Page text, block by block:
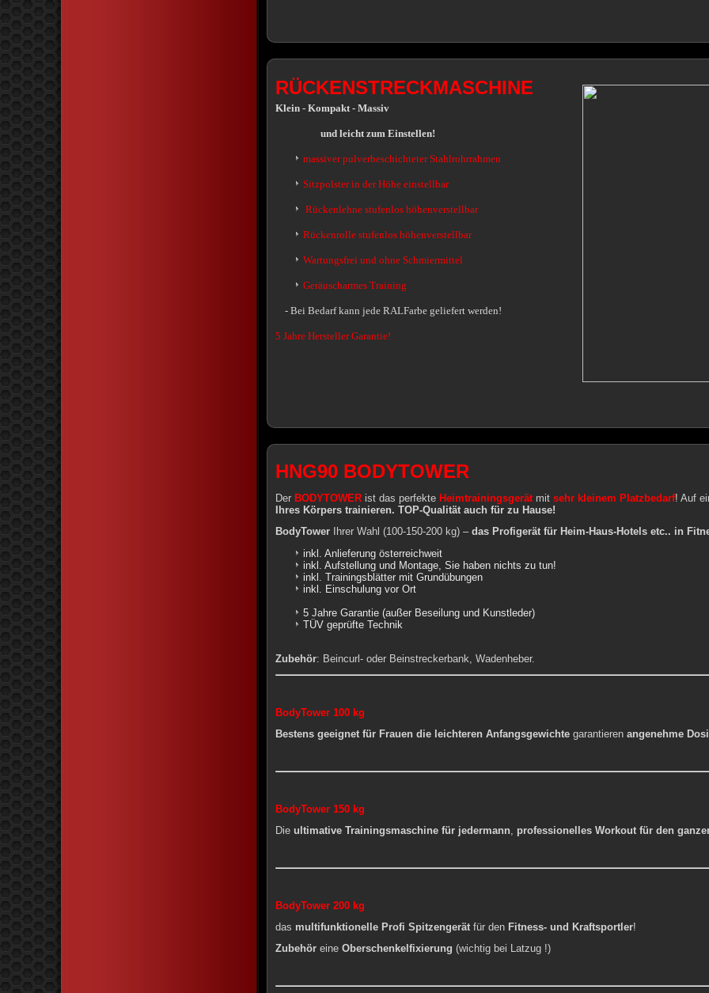
RÜCKENSTRECKMASCHINE
Klein - Kompakt - Massiv
und leicht zum Einstellen!
massiver pulverbeschichteter Stahlrohrrahmen
Sitzpolster in der Höhe einstellbar
Rückenlehne stufenlos höhenverstellbar
Rückenrolle stufenlos höhenverstellbar
Wartungsfrei und ohne Schmiermittel
Geräuscharmes Training
- Bei Bedarf kann jede RALFarbe geliefert werden!
5 Jahre Hersteller Garantie!
HNG90 BODYTOWER
Der BODYTOWER ist das perfekte Heimtrainingsgerät mit sehr kleinem Platzbedarf! Auf
Ihres Körpers trainieren. TOP-Qualität auch für zu Hause!
BodyTower Ihrer Wahl (100-150-200 kg) – das Profigerät für Heim-Haus-Hotels etc.. in
inkl. Anlieferung österreichweit
inkl. Aufstellung und Montage, Sie haben nichts zu tun!
inkl. Trainingsblätter mit Grundübungen
inkl. Einschulung vor Ort
5 Jahre Garantie (außer Beseilung und Kunstleder)
TÜV geprüfte Technik
Zubehör: Beincurl- oder Beinstreckerbank, Wadenheber.
BodyTower 100 kg
Bestens geeignet für Frauen die leichteren Anfangsgewichte garantieren angenehme
BodyTower 150 kg
Die ultimative Trainingsmaschine für jedermann, professionelles Workout für den
BodyTower 200 kg
das multifunktionelle Profi Spitzengerät für den Fitness- und Kraftsportler!
Zubehör eine Oberschenkelfixierung (wichtig bei Latzug !)